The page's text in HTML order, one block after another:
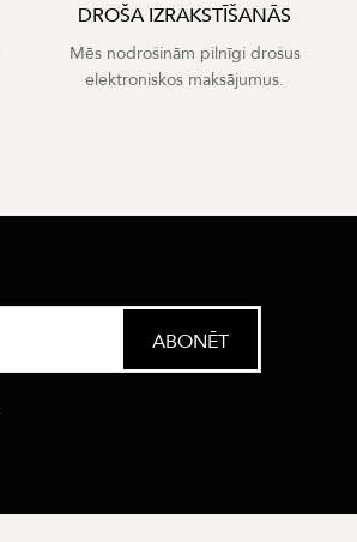
DROŠA IZRAKSTĪŠANĀS
Mēs nodrošinām pilnīgi drošus
elektroniskos maksājumus.